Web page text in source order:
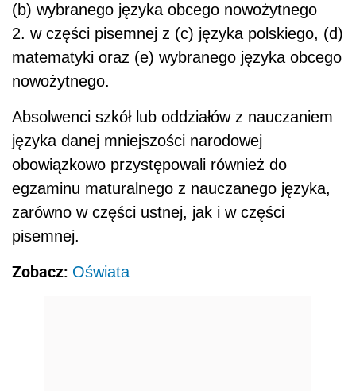
(b) wybranego języka obcego nowożytnego
2. w części pisemnej z (c) języka polskiego, (d)
matematyki oraz (e) wybranego języka obcego
nowożytnego.
Absolwenci szkół lub oddziałów z nauczaniem
języka danej mniejszości narodowej
obowiązkowo przystępowali również do
egzaminu maturalnego z nauczanego języka,
zarówno w części ustnej, jak i w części
pisemnej.
Zobacz: Oświata